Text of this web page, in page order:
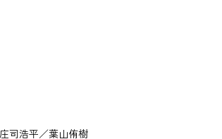
司浩平／葉山侑樹